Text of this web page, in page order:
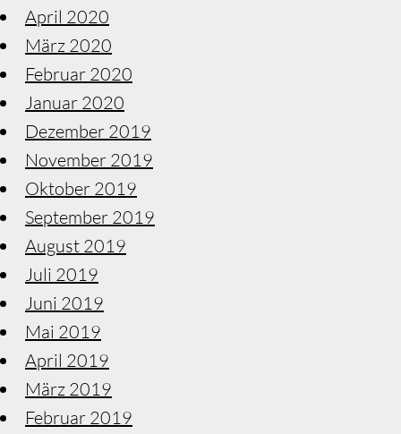
April 2020
März 2020
Februar 2020
Januar 2020
Dezember 2019
November 2019
Oktober 2019
September 2019
August 2019
Juli 2019
Juni 2019
Mai 2019
April 2019
März 2019
Februar 2019